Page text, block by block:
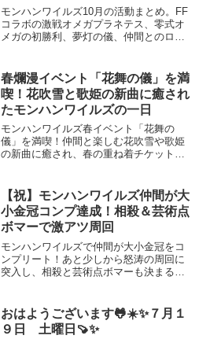
月
モンハンワイルズ10月の活動まとめ。FF
コラボの激戦オメガプラネテス、零式オ
メガの初勝利、夢灯の儀、仲間とのロビ
ミーズ」の紹介まで、狩りと交流が詰ま
った1カ月を振り返ります。
春爛漫イベント「花舞の儀」を満
喫！花吹雪と歌姫の新曲に癒され
たモンハンワイルズの一日
モンハンワイルズ春イベント「花舞の
儀」を満喫！仲間と楽しむ花吹雪や歌姫
の新曲に癒され、春の重ね着チケット集
間への感謝を込めたプレイ日記を綴りま
す。
【祝】モンハンワイルズ仲間が大
小金冠コンプ達成！相殺＆芸術点
ボマーで激アツ周回
モンハンワイルズで仲間が大小金冠をコ
ンプリート！あと少しから怒涛の周回に
突入し、相殺と芸術点ボマーも決まる激
猟生活の思い出を一緒に振り返りましょ
う！
おはようございます🐸☀️✨７月１
９日 土曜日🍠✨